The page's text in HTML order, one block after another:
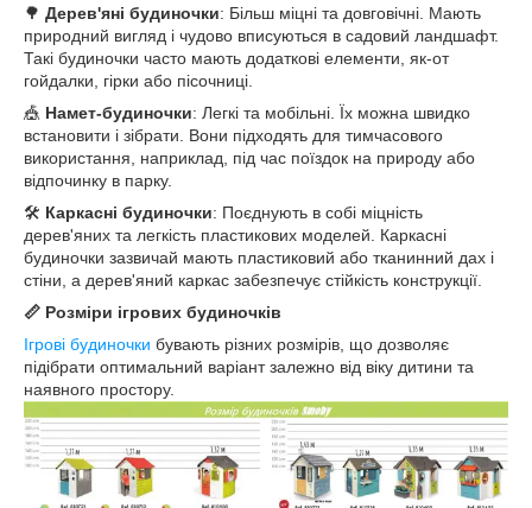
🌳 Дерев'яні будиночки: Більш міцні та довговічні. Мають
природний вигляд і чудово вписуються в садовий ландшафт.
Такі будиночки часто мають додаткові елементи, як-от
гойдалки, гірки або пісочниці.
🎪 Намет-будиночки: Легкі та мобільні. Їх можна швидко
встановити і зібрати. Вони підходять для тимчасового
використання, наприклад, під час поїздок на природу або
відпочинку в парку.
🛠️ Каркасні будиночки: Поєднують в собі міцність
дерев'яних та легкість пластикових моделей. Каркасні
будиночки зазвичай мають пластиковий або тканинний дах і
стіни, а дерев'яний каркас забезпечує стійкість конструкції.
📏 Розміри ігрових будиночків
Ігрові будиночки бувають різних розмірів, що дозволяє
підібрати оптимальний варіант залежно від віку дитини та
наявного простору.